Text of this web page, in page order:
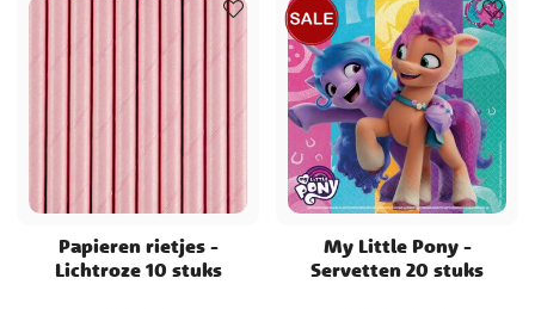
Papieren rietjes -
Lichtroze 10 stuks
My Little Pony -
Servetten 20 stuks